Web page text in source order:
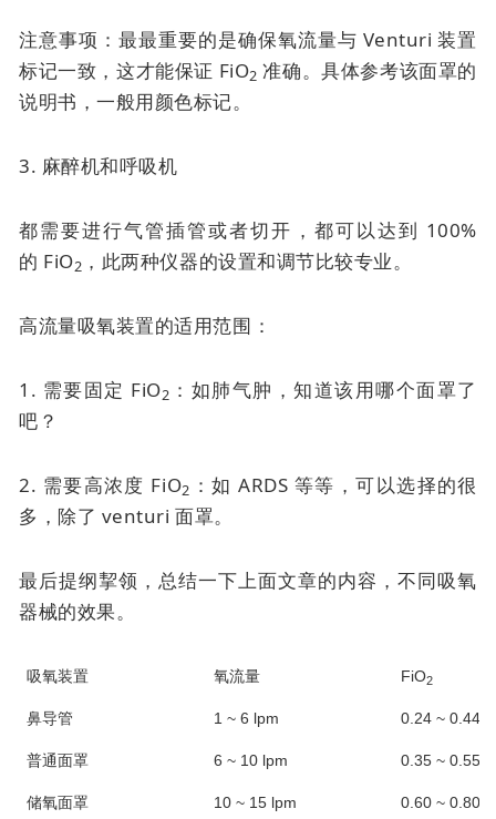
注意事项：最最重要的是确保氧流量与 Venturi 装置
标记一致，这才能保证 FiO2 准确。具体参考该面罩的
说明书，一般用颜色标记。
3. 麻醉机和呼吸机
都需要进行气管插管或者切开，都可以达到 100%
的 FiO2 ，此两种仪器的设置和调节比较专业。
高流量吸氧装置的适用范围：
1. 需要固定 FiO2 ：如肺气肿，知道该用哪个面罩了
吧？
2. 需要高浓度 FiO2 ：如 ARDS 等等，可以选择的很
多，除了 venturi 面罩。
最后提纲挈领，总结一下上面文章的内容，不同吸氧
器械的效果。
吸氧装置 氧流量 FiO2
鼻导管 1 ~ 6 lpm 0.24 ~ 0.44*
普通面罩 6 ~ 10 lpm 0.35 ~ 0.55*
储氧面罩 10 ~ 15 lpm 0.60 ~ 0.80*